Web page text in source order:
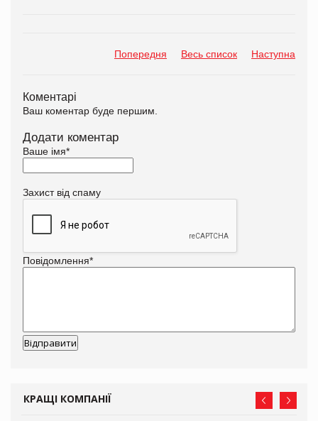
Попередня Весь список Наступна
Коментарі
Ваш коментар буде першим.
Додати коментар
Ваше імя*
Захист від спаму
Повідомлення*
КРАЩІ КОМПАНІЇ